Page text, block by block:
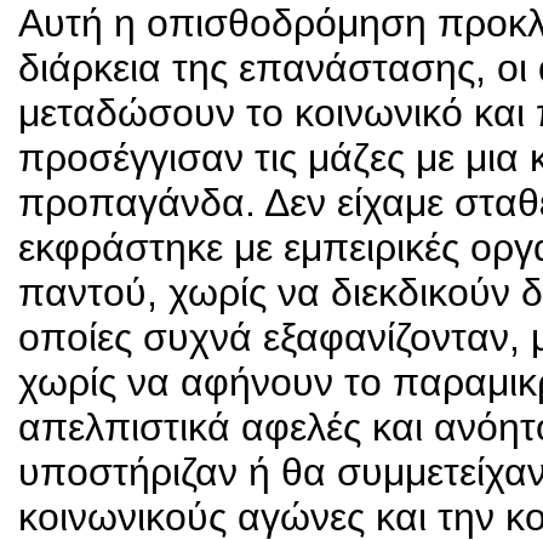
Αυτή η οπισθοδρόμηση
διάρκεια της επανάστασης,
μεταδώσουν το κοινωνικό
προσέγγισαν τις μάζες με μια
προπαγάνδα. Δεν είχαμε
εκφράστηκε με εμπειρικές
παντού, χωρίς να διεκδικούν
οποίες συχνά
χωρίς να αφήνουν το
απελπιστικά αφελές και
υποστήριζαν ή θα
κοινωνικούς αγώνες και την